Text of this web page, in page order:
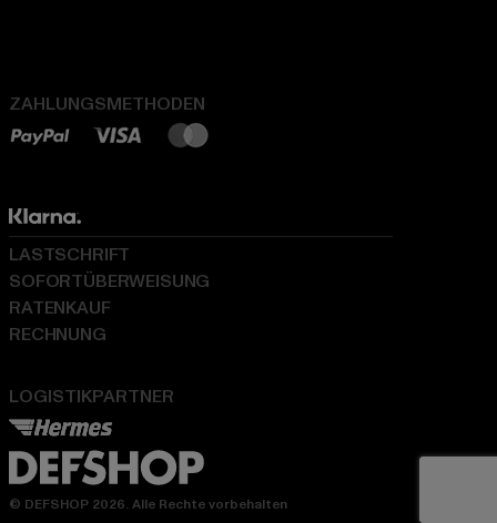
ZAHLUNGSMETHODEN
LOGISTIKPARTNER
LASTSCHRIFT
SOFORTÜBERWEISUNG
RATENKAUF
RECHNUNG
© DEFSHOP 2026. Alle Rechte vorbehalten